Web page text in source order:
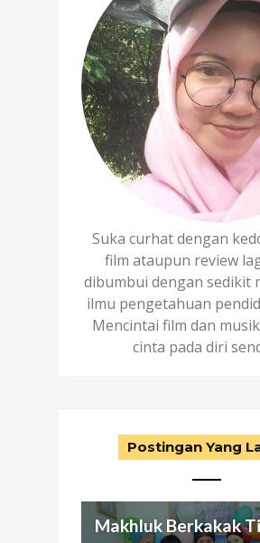
Suka curhat dengan
film ataupun review
dibumbui dengan sedikit
ilmu pengetahuan
Mencintai film dan
cinta pada diri
Postingan Yang
Makhluk Berkakak